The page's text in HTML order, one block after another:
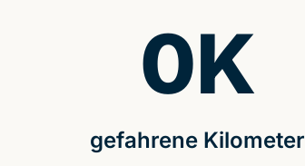
gefahrene Kilometer
0K